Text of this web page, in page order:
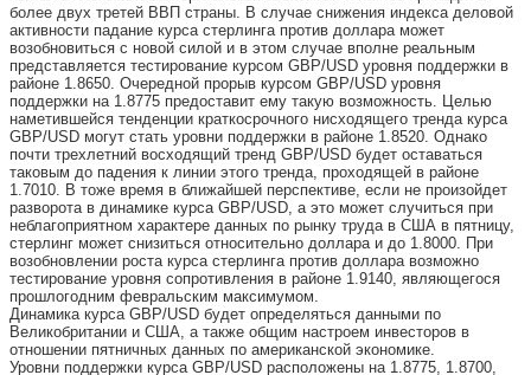
более двух третей ВВП страны. В случае снижения индекса деловой
активности падание курса стерлинга против доллара может
возобновиться с новой силой и в этом случае вполне реальным
представляется тестирование курсом GBP/USD уровня поддержки в
районе 1.8650. Очередной прорыв курсом GBP/USD уровня
поддержки на 1.8775 предоставит ему такую возможность. Целью
наметившейся тенденции краткосрочного нисходящего тренда курса
GBP/USD могут стать уровни поддержки в районе 1.8520. Однако
почти трехлетний восходящий тренд GBP/USD будет оставаться
таковым до падения к линии этого тренда, проходящей в районе
1.7010. В тоже время в ближайшей перспективе, если не произойдет
разворота в динамике курса GBP/USD, а это может случиться при
неблагоприятном характере данных по рынку труда в США в пятницу,
стерлинг может снизиться относительно доллара и до 1.8000. При
возобновлении роста курса стерлинга против доллара возможно
тестирование уровня сопротивления в районе 1.9140, являющегося
прошлогодним февральским максимумом.
Динамика курса GBP/USD будет определяться данными по
Великобритании и США, а также общим настроем инвесторов в
отношении пятничных данных по американской экономике.
Уровни поддержки курса GBP/USD расположены на 1.8775, 1.8700,